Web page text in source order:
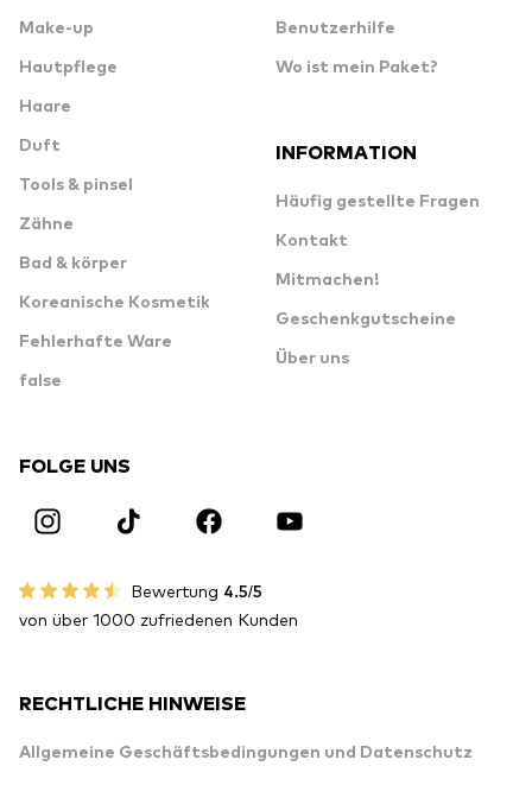
Make-up
Hautpflege
Haare
Duft
Tools & pinsel
Zähne
Bad & körper
Koreanische Kosmetik
Fehlerhafte Ware
false
Benutzerhilfe
Wo ist mein Paket?
INFORMATION
Häufig gestellte Fragen
Kontakt
Mitmachen!
Geschenkgutscheine
Über uns
FOLGE UNS
Bewertung 4.5/5
von über 1000 zufriedenen Kunden
RECHTLICHE HINWEISE
Allgemeine Geschäftsbedingungen und Datenschutz